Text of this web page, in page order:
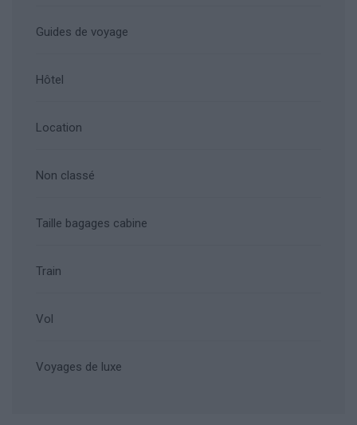
Guides de voyage
Hôtel
Location
Non classé
Taille bagages cabine
Train
Vol
Voyages de luxe